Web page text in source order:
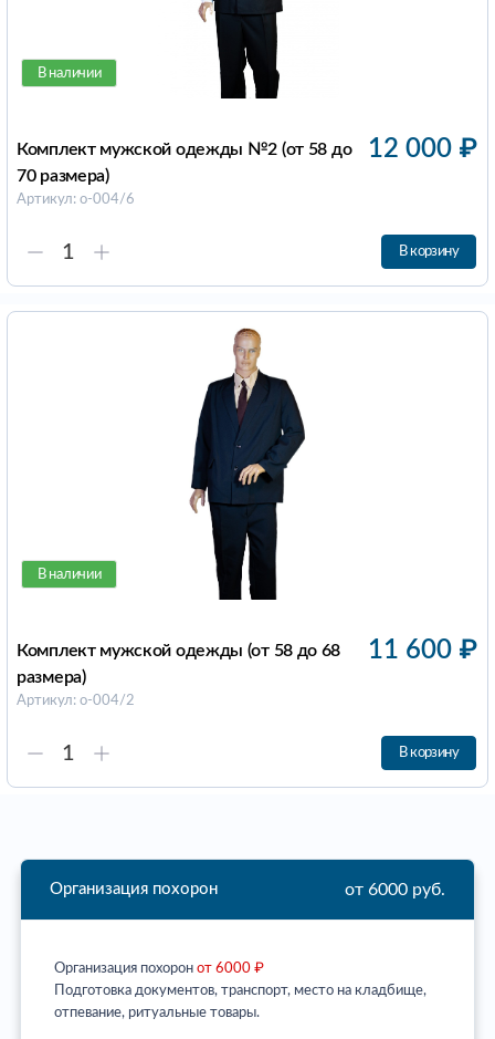
В наличии
Комплект мужской одежды №2 (от 58 до
70 размера)
Артикул: о-004/6
12 000 ₽
В корзину
В наличии
Комплект мужской одежды (от 58 до 68
размера)
Артикул: о-004/2
11 600 ₽
В корзину
Организация похорон от 6000 руб.
Организация похорон от 6000 ₽
Подготовка документов, транспорт, место на кладбище,
отпевание, ритуальные товары.